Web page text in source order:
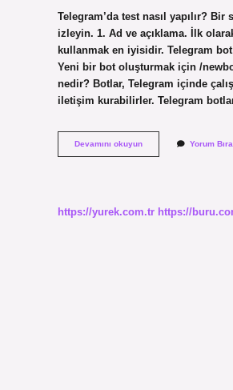
Telegram’da test nasıl yapılır?
izleyin. 1. Ad ve açıklama. İlk
kullanmak en iyisidir. Telegram bot
Yeni bir bot oluşturmak için /
nedir? Botlar, Telegram içinde
iletişim kurabilirler. Telegram
Devamını okuyunTelegram
Quiz
Yorum
https://yurek.com.tr https://